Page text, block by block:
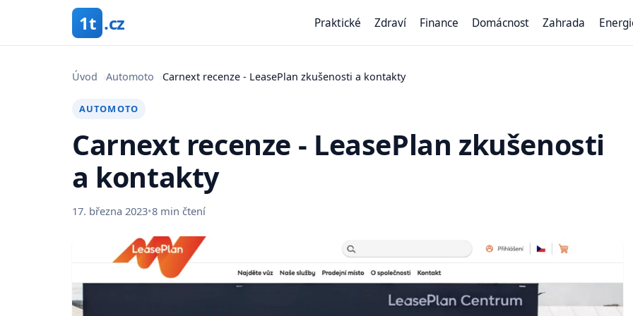
1t .cz Praktické Zdraví Finance Domácnost Zahrada
Úvod ›Automoto ›Carnext recenze - LeasePlan zkušenosti a kontakty
AUTOMOTO
Carnext recenze - LeasePlan zkušenosti
a kontakty
17. března 2023•8 min čtení